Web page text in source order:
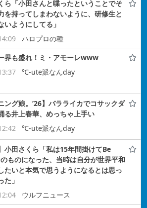
ら「小田さんと喋ったということでそ
を持ってしまわないように、研修生と
いようにしてる」
ハロプロの種
界も盛れ！ミ・アモーレwww
℃-ute派なんday
ング娘。’26】バラライカでコサックダ
る井上春華、めっちゃ上手い
℃-ute派なんday
小田さくら「私は15年間掛けてBe
ものになった、当時は自分が世界平和
たいと本気で思うようになるとは思っ
た」
ウルフニュース